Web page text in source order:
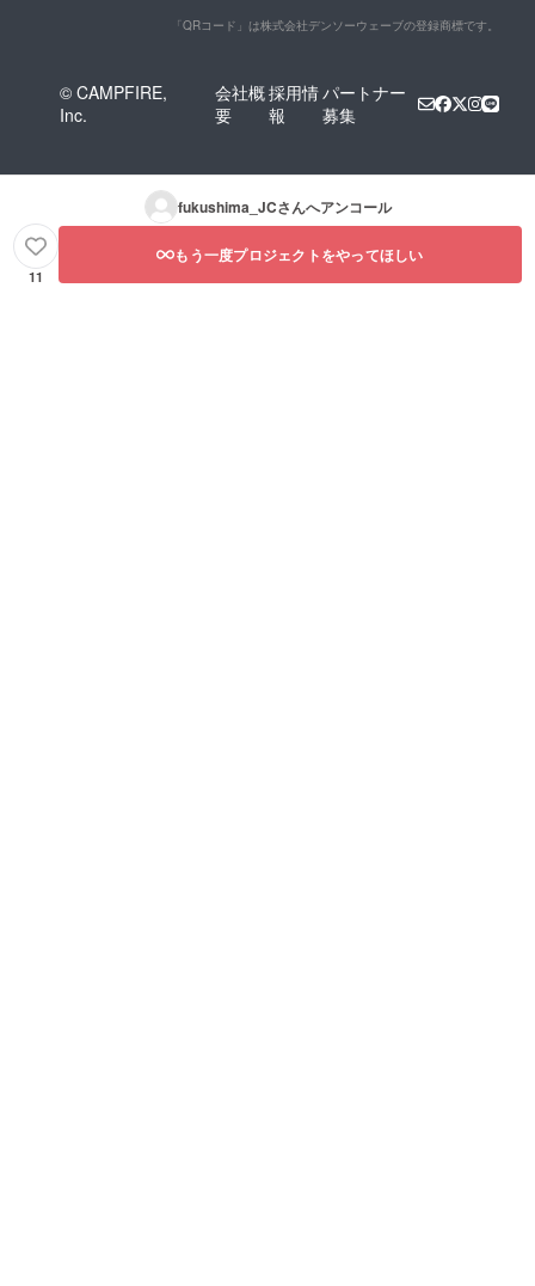
「QRコード」は株式会社デンソーウェーブの登録商標です。
© CAMPFIRE,
Inc.
会社概
要
採用情
報
パートナー
募集
fukushima_JCさんへアンコール
11
もう一度プロジェクトをやってほしい